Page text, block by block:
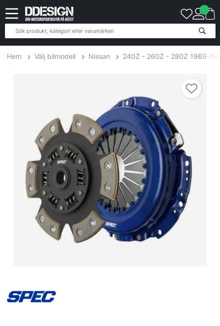
Hem Välj bilmodell Nissan 240Z - 260Z - 280Z 1969-